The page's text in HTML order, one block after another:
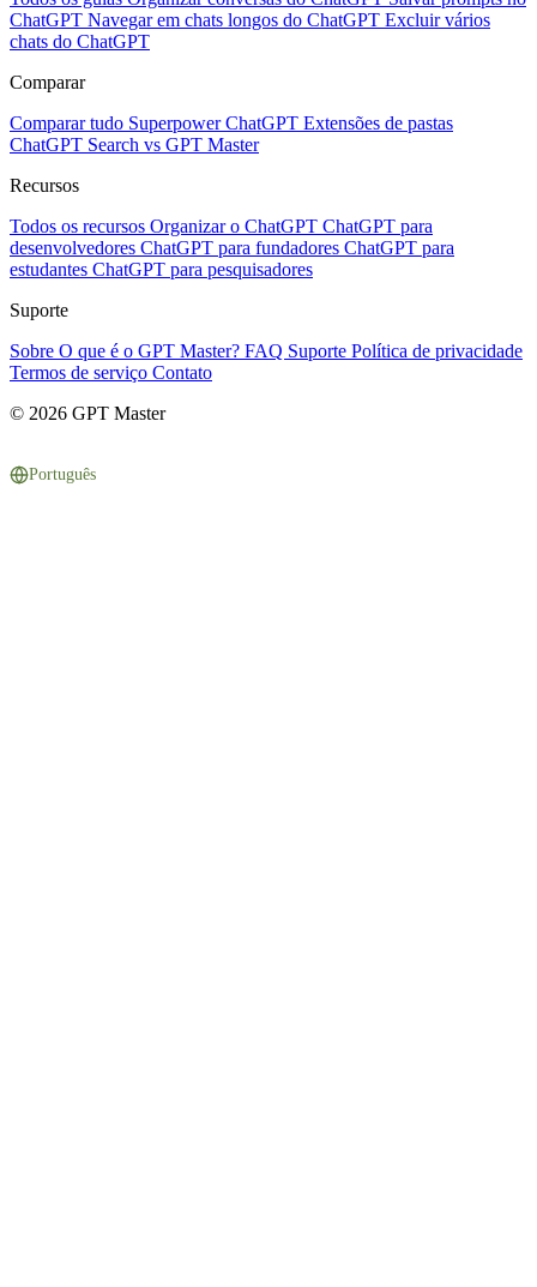
ChatGPT Navegar em chats longos do ChatGPT Excluir vários
chats do ChatGPT
Comparar
Comparar tudo Superpower ChatGPT Extensões de pastas
ChatGPT Search vs GPT Master
Recursos
Todos os recursos Organizar o ChatGPT ChatGPT para
desenvolvedores ChatGPT para fundadores ChatGPT para
estudantes ChatGPT para pesquisadores
Suporte
Sobre O que é o GPT Master? FAQ Suporte Política de privacidade
Termos de serviço Contato
© 2026 GPT Master
Português